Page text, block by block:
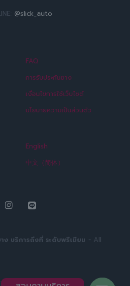
@slick_auto
FAQ
การรับประกันยาง
เงื่อนไขการใช้เว็บไซต์
นโยบายความเป็นส่วนตัว
English
中文（简体）
ง บริการถึงที่ ระดับพรีเมียม - All